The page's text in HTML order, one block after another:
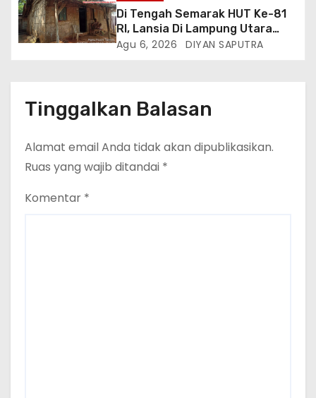
Di Tengah Semarak HUT Ke-81
RI, Lansia Di Lampung Utara
Hidup Memprihatinkan
Agu 6, 2026 DIYAN SAPUTRA
Tinggalkan Balasan
Alamat email Anda tidak akan dipublikasikan.
Ruas yang wajib ditandai *
Komentar *